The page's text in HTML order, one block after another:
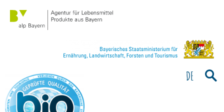
beachten
Barrierefreiheitssystem.
DE